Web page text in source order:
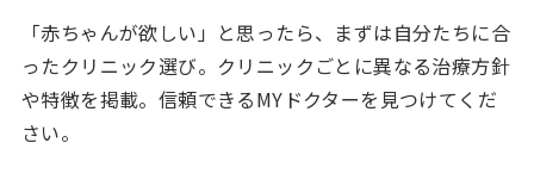
「赤ちゃんが欲しい」と思ったら、まずは自分たちに合
ったクリニック選び。クリニックごとに異なる治療方針
や特徴を掲載。信頼できるMYドクターを見つけてくだ
さい。